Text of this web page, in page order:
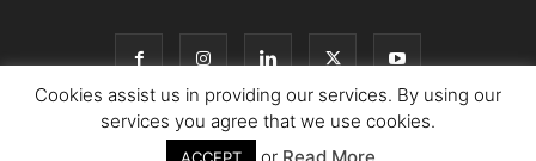
© Copyright Logistics Manager
Cookies assist us in providing our services. By using our
services you agree that we use cookies.